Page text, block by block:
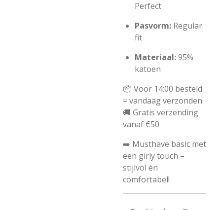
Perfect
Pasvorm: Regular
fit
Materiaal:95%
katoen
📦 Voor 14:00 besteld
= vandaag verzonden
🚚 Gratis verzending
vanaf €50
➡️ Musthave basic met
een girly touch –
stijlvol én
comfortabel!